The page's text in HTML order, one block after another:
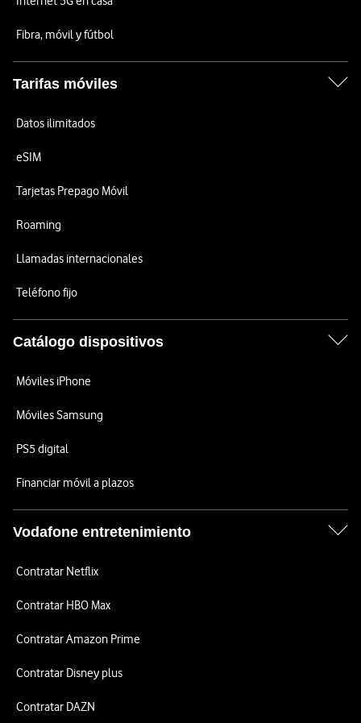
Fibra, móvil y fútbol
Tarifas móviles
Datos ilimitados
eSIM
Tarjetas Prepago Móvil
Roaming
Llamadas internacionales
Teléfono fijo
Catálogo dispositivos
Móviles iPhone
Móviles Samsung
PS5 digital
Financiar móvil a plazos
Vodafone entretenimiento
Contratar Netflix
Contratar HBO Max
Contratar Amazon Prime
Contratar Disney plus
Contratar DAZN